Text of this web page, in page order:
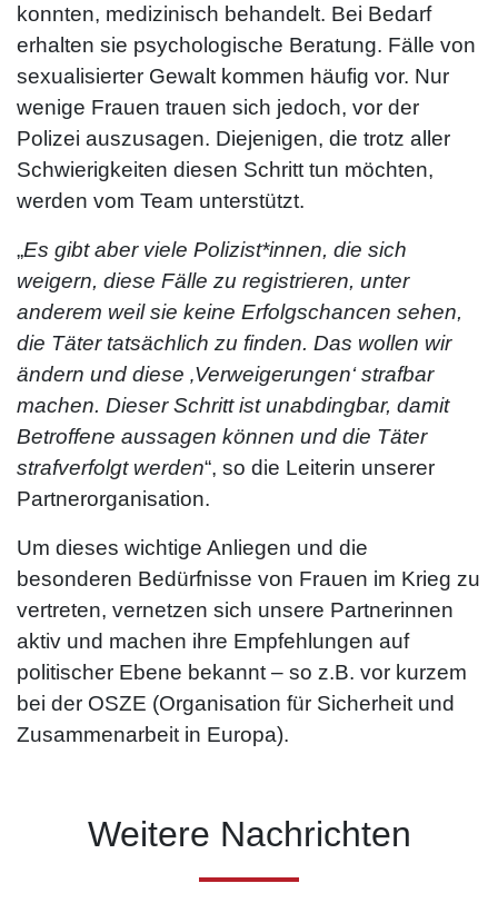
konnten, medizinisch behandelt. Bei Bedarf
erhalten sie psychologische Beratung. Fälle von
sexualisierter Gewalt kommen häufig vor. Nur
wenige Frauen trauen sich jedoch, vor der
Polizei auszusagen. Diejenigen, die trotz aller
Schwierigkeiten diesen Schritt tun möchten,
werden vom Team unterstützt.
„Es gibt aber viele Polizist*innen, die sich
weigern, diese Fälle zu registrieren, unter
anderem weil sie keine Erfolgschancen sehen,
die Täter tatsächlich zu finden. Das wollen wir
ändern und diese ‚Verweigerungen‘ strafbar
machen. Dieser Schritt ist unabdingbar, damit
Betroffene aussagen können und die Täter
strafverfolgt werden“, so die Leiterin unserer
Partnerorganisation.
Um dieses wichtige Anliegen und die
besonderen Bedürfnisse von Frauen im Krieg zu
vertreten, vernetzen sich unsere Partnerinnen
aktiv und machen ihre Empfehlungen auf
politischer Ebene bekannt – so z.B. vor kurzem
bei der OSZE (Organisation für Sicherheit und
Zusammenarbeit in Europa).
Weitere Nachrichten